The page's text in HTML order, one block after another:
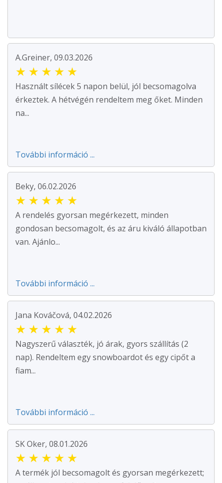
A.Greiner, 09.03.2026
★ ★ ★ ★ ★
Használt sílécek 5 napon belül, jól becsomagolva
érkeztek. A hétvégén rendeltem meg őket. Minden
na...
További információ ...
Beky, 06.02.2026
★ ★ ★ ★ ★
A rendelés gyorsan megérkezett, minden
gondosan becsomagolt, és az áru kiváló állapotban
van. Ajánlo...
További információ ...
Jana Kováčová, 04.02.2026
★ ★ ★ ★ ★
Nagyszerű választék, jó árak, gyors szállítás (2
nap). Rendeltem egy snowboardot és egy cipőt a
fiam...
További információ ...
SK Oker, 08.01.2026
★ ★ ★ ★ ★
A termék jól becsomagolt és gyorsan megérkezett;